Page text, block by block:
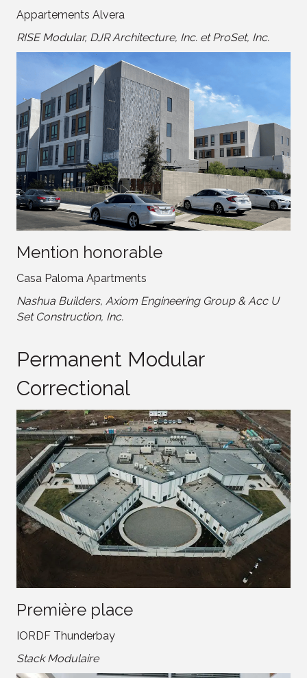
Appartements Alvera
RISE Modular, DJR Architecture, Inc. et ProSet, Inc.
Mention honorable
Casa Paloma Apartments
Nashua Builders, Axiom Engineering Group & Acc U
Set Construction, Inc.
Permanent Modular
Correctional
Première place
IORDF Thunderbay
Stack Modulaire